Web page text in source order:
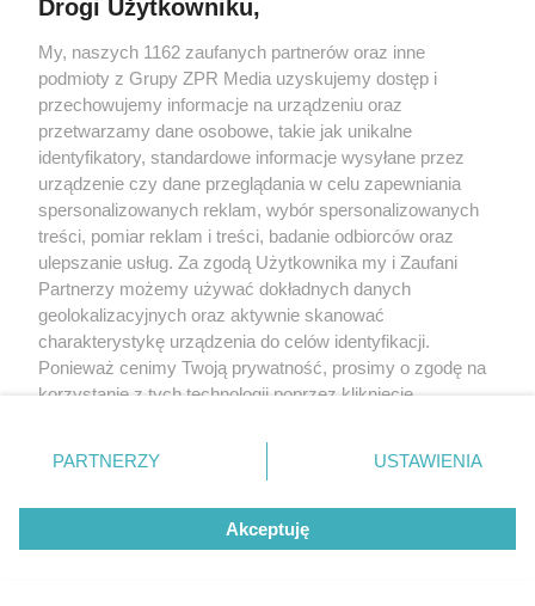
Żaden utwór zamieszczony w serwisie nie może być powielany i
rozpowszechniany lub dalej rozpowszechniany w jakikolwiek sposób (w
tym także elektroniczny lub mechaniczny) na jakimkolwiek polu
eksploatacji w jakiejkolwiek formie, włącznie z umieszczaniem w Internecie
bez pisemnej zgody właściciela praw. Jakiekolwiek użycie lub
wykorzystanie utworów w całości lub w części z naruszeniem prawa, tzn.
bez właściwej zgody, jest zabronione pod groźbą kary i może być ścigane
prawnie.
Drogi Użytkowniku,
My, naszych 1162 zaufanych partnerów oraz inne
podmioty z Grupy ZPR Media uzyskujemy dostęp i
przechowujemy informacje na urządzeniu oraz
przetwarzamy dane osobowe, takie jak unikalne
identyfikatory, standardowe informacje wysyłane przez
urządzenie czy dane przeglądania w celu zapewniania
spersonalizowanych reklam, wybór spersonalizowanych
treści, pomiar reklam i treści, badanie odbiorców oraz
ulepszanie usług. Za zgodą Użytkownika my i Zaufani
Partnerzy możemy używać dokładnych danych
geolokalizacyjnych oraz aktywnie skanować
charakterystykę urządzenia do celów identyfikacji.
Ponieważ cenimy Twoją prywatność, prosimy o zgodę na
korzystanie z tych technologii poprzez kliknięcie
zmienić/wycofać klikając przycisk ustawień prywatności
znajdujący się w lewym dolnym rogu strony
rodzaje przetwarzania danych nie wymagają zgody
użytkownika, ale masz prawo sprzeciwić się takiemu
przetwarzaniu. Preferencje będą miały zastosowanie tylko
PARTNERZY USTAWIENIA
Akceptuję